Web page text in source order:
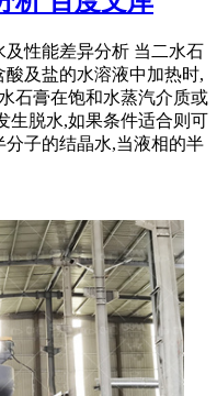
及性能差异分析 当二水石
及盐的水溶液中加热时,
石膏在饱和水蒸汽介质或
生脱水,如果条件适合则可
子的结晶水,当液相的半